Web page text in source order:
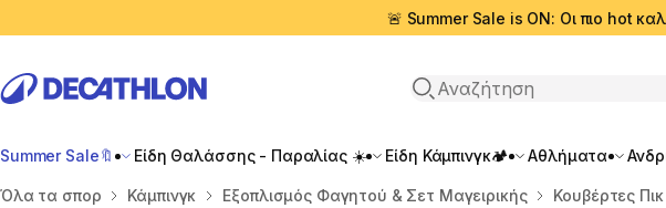
🚨 Summer Sale is ON: Οι πιο hot
Αναζήτηση
Summer Sale🔖 Είδη Θαλάσσης - Παραλίας ☀️ Είδη Κάμπινγκ🏕️ Αθλήματα
Αρχική σελίδα
Όλα τα σπορ Κάμπινγκ Εξοπλισμός Φαγητού & Σετ Μαγειρικής Κουβέρτες Πικ